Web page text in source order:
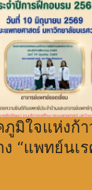
ภูมิใจแห่งก้
“แพทย์นเร